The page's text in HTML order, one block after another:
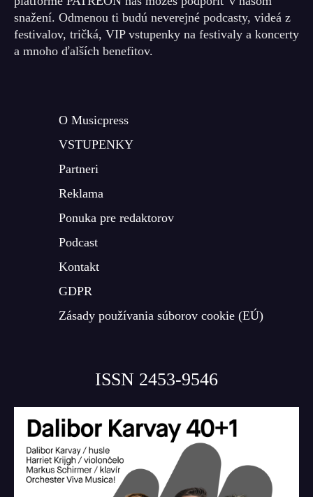
snažení. Odmenou ti budú neverejné podcasty, videá z
festivalov, tričká, VIP vstupenky na festivaly a koncerty
a mnoho ďalších benefitov.
O Musicpress
VSTUPENKY
Partneri
Reklama
Ponuka pre redaktorov
Podcast
Kontakt
GDPR
Zásady používania súborov cookie (EÚ)
ISSN 2453-9546